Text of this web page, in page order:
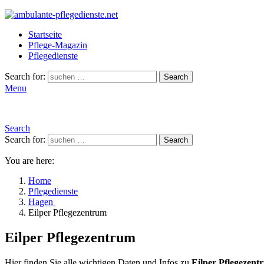
Startseite
Pflege-Magazin
Pflegedienste
Search for: Search
Menu
Search
Search for:
Search
You are here:
Home
Pflegedienste
Hagen
Eilper Pflegezentrum
Eilper Pflegezentrum